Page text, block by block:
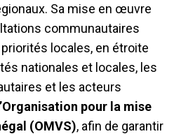
Sa mise en œuvre
communautaires
locales, en étroite
nationales et locales, les
et les acteurs
l’Organisation pour la mise
(OMVS), afin de garantir